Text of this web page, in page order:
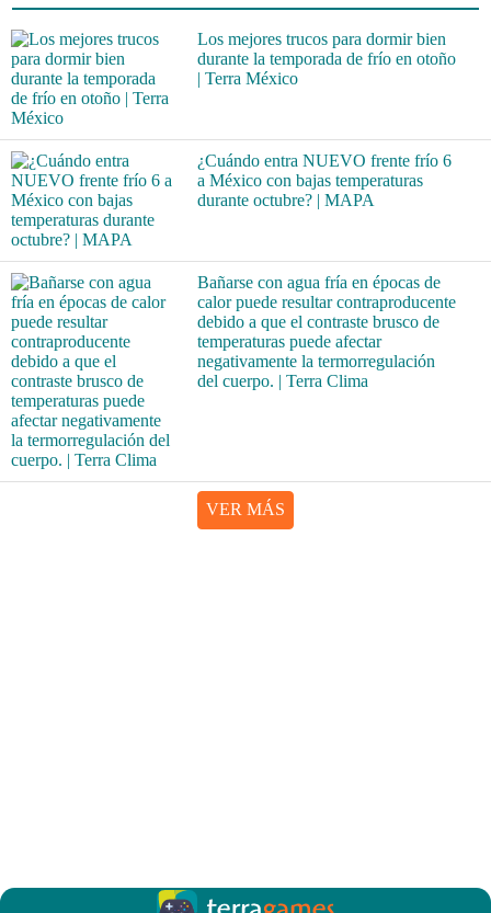
Los mejores trucos para dormir bien
durante la temporada de frío en otoño
| Terra México
¿Cuándo entra NUEVO frente frío 6
a México con bajas temperaturas
durante octubre? | MAPA
Bañarse con agua fría en épocas de
calor puede resultar contraproducente
debido a que el contraste brusco de
temperaturas puede afectar
negativamente la termorregulación
del cuerpo. | Terra Clima
VER MÁS